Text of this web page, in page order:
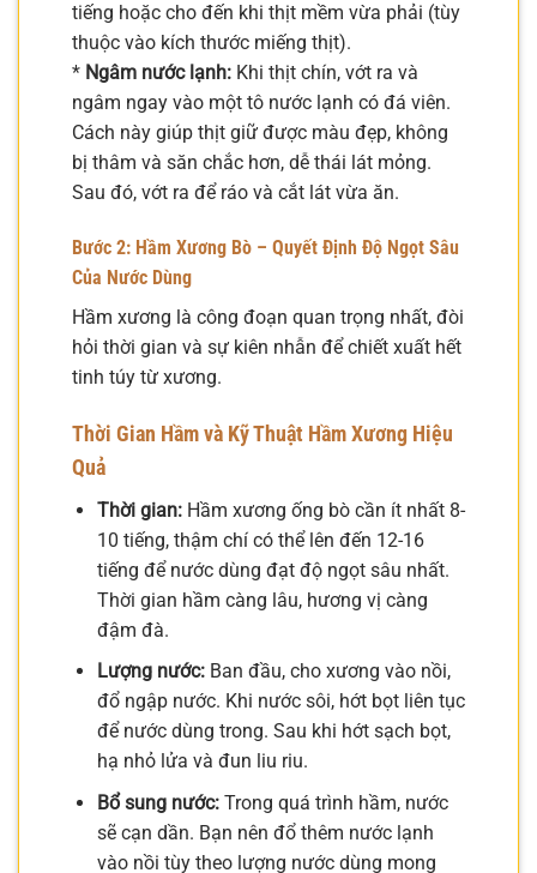
tiếng hoặc cho đến khi thịt mềm vừa phải (tùy
thuộc vào kích thước miếng thịt).
* Ngâm nước lạnh: Khi thịt chín, vớt ra và
ngâm ngay vào một tô nước lạnh có đá viên.
Cách này giúp thịt giữ được màu đẹp, không
bị thâm và săn chắc hơn, dễ thái lát mỏng.
Sau đó, vớt ra để ráo và cắt lát vừa ăn.
Bước 2: Hầm Xương Bò – Quyết Định Độ Ngọt Sâu
Của Nước Dùng
Hầm xương là công đoạn quan trọng nhất, đòi
hỏi thời gian và sự kiên nhẫn để chiết xuất hết
tinh túy từ xương.
Thời Gian Hầm và Kỹ Thuật Hầm Xương Hiệu
Quả
Thời gian:Hầm xương ống bò cần ít nhất 8-
10 tiếng, thậm chí có thể lên đến 12-16
tiếng để nước dùng đạt độ ngọt sâu nhất.
Thời gian hầm càng lâu, hương vị càng
đậm đà.
Lượng nước:Ban đầu, cho xương vào nồi,
đổ ngập nước. Khi nước sôi, hớt bọt liên tục
để nước dùng trong. Sau khi hớt sạch bọt,
hạ nhỏ lửa và đun liu riu.
Bổ sung nước:Trong quá trình hầm, nước
sẽ cạn dần. Bạn nên đổ thêm nước lạnh
vào nồi tùy theo lượng nước dùng mong